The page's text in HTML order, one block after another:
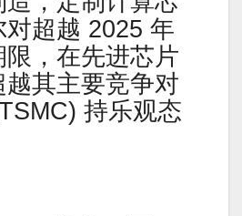
对超越 2025 年
限，在先进芯片
其主要竞争对
持乐观态